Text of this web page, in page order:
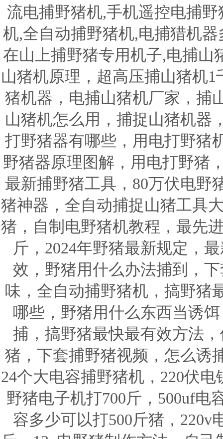
流电捕野猪机,手机遥控电捕
机,全自动捕野猪机,电捕猎机
在山上捕野猪专用机子,电捕山
山猪机原理，超高压捕山猪机
猪机器，电捕山猪机厂家，捕
山猪机怎么用，捕捉山猪机器
打野猪器有哪些，用电打野猪
野猪器原理图解，用电打野猪
最新捕野猪工具，80万伏电野
猪神器，全自动捕捉山猪工具
猪，自制电野猪机教程，最先
斤，2024年野猪最新规定，
效，野猪用什么办法捕到，
味，全自动捕野猪机，搞野猪
哪些，野猪用什么东西当诱
捕，搞野猪最快最有效方法
猪，下套捕野猪视频，怎么诱
24个大电容捕野猪机，220伏
野猪电子机打700斤，500uf电
容多少可以打500斤猪，220v